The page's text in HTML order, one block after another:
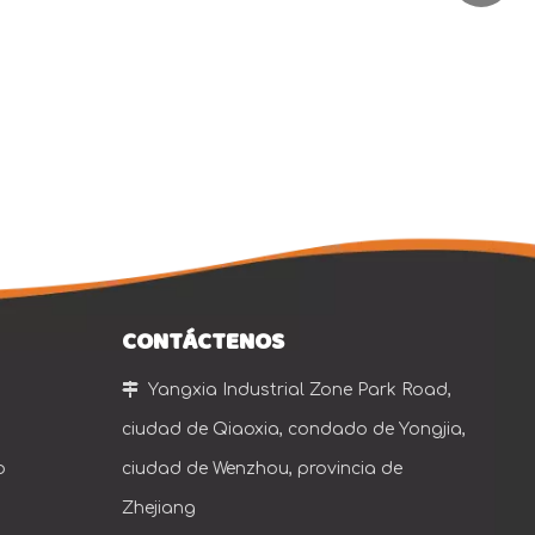
CONTÁCTENOS
 Yangxia Industrial Zone Park Road,
ciudad de Qiaoxia, condado de Yongjia,
ciudad de Wenzhou, provincia de
Zhejiang